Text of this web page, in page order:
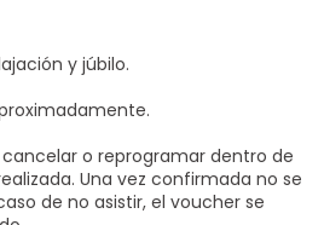
y júbilo.
cancelar o reprogramar dentro de
Una vez confirmada no se
de no asistir, el voucher se